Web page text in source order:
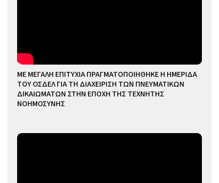
ΜΕ ΜΕΓΑΛΗ ΕΠΙΤΥΧΙΑ ΠΡΑΓΜΑΤΟΠΟΙΗΘΗΚΕ Η ΗΜΕΡΙΔΑ
ΤΟΥ ΟΣΔΕΛ ΓΙΑ ΤΗ ΔΙΑΧΕΙΡΙΣΗ ΤΩΝ ΠΝΕΥΜΑΤΙΚΩΝ
ΔΙΚΑΙΩΜΑΤΩΝ ΣΤΗΝ ΕΠΟΧΗ ΤΗΣ ΤΕΧΝΗΤΗΣ
ΝΟΗΜΟΣΥΝΗΣ